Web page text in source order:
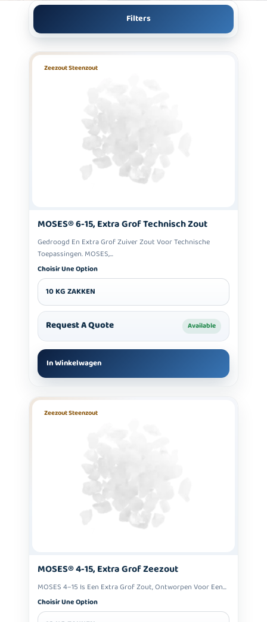
Filters
Zeezout Steenzout
MOSES® 6-15, Extra Grof Technisch Zout
Gedroogd En Extra Grof Zuiver Zout Voor Technische
Toepassingen. MOSES,...
Choisir Une Option
10 KG ZAKKEN
Request A Quote Available
In Winkelwagen
Zeezout Steenzout
MOSES® 4-15, Extra Grof Zeezout
MOSES 4–15 Is Een Extra Grof Zout, Ontworpen Voor Een...
Choisir Une Option